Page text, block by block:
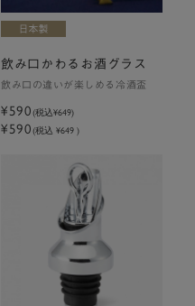
飲み口かわるお酒グラス
飲み口の違いが楽しめる冷酒盃
¥590(税込¥649)
¥590(税込 ¥649 )